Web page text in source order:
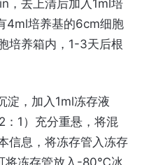
，去上清后加入1ml培
4ml培养基的6cm细胞
培养箱内，1-3天后根
淀，加入1ml冻存液
：1）充分重悬，将混
信息，将冻存管入冻存
将冻存管放入-80℃冰